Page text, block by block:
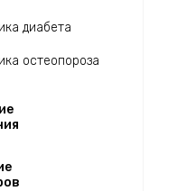
диабета
остеопороза